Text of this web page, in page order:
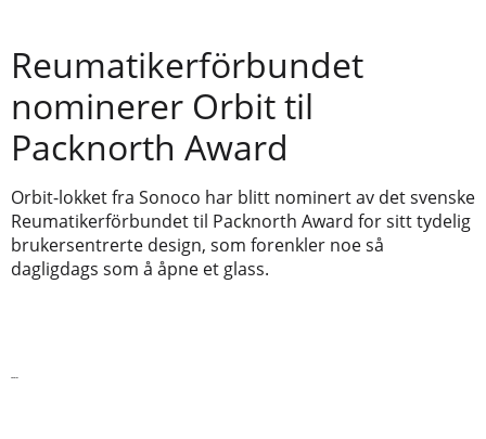
Reumatikerförbundet
nominerer Orbit til
Packnorth Award
Orbit-lokket fra Sonoco har blitt nominert av det svenske
Reumatikerförbundet til Packnorth Award for sitt tydelig
brukersentrerte design, som forenkler noe så
dagligdags som å åpne et glass.